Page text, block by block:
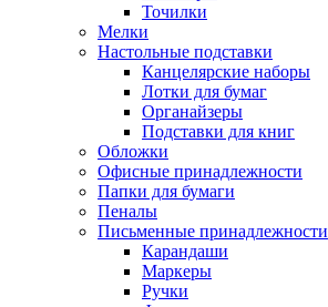
Точилки
Мелки
Настольные подставки
Канцелярские наборы
Лотки для бумаг
Органайзеры
Подставки для книг
Обложки
Офисные принадлежности
Папки для бумаги
Пеналы
Письменные принадлежности
Карандаши
Маркеры
Ручки